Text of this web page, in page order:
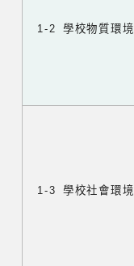
1-2 學校物質環境
1-3 學校社會環境